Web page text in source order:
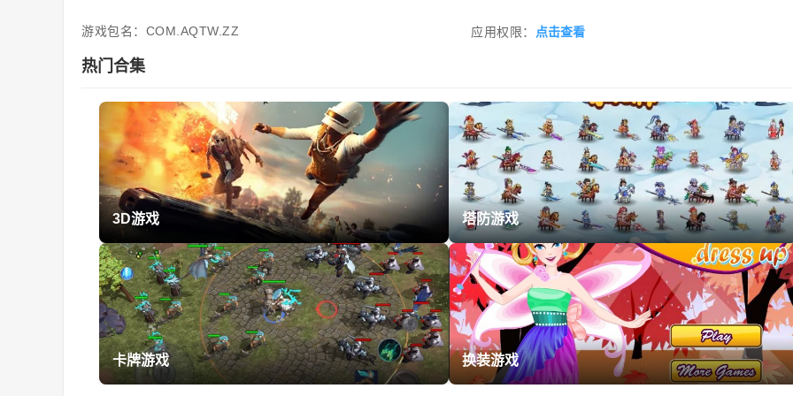
游戏包名：COM.AQTW.ZZ 应用权限： 点击查看
热门合集
3D游戏 塔防游戏
卡牌游戏 换装游戏